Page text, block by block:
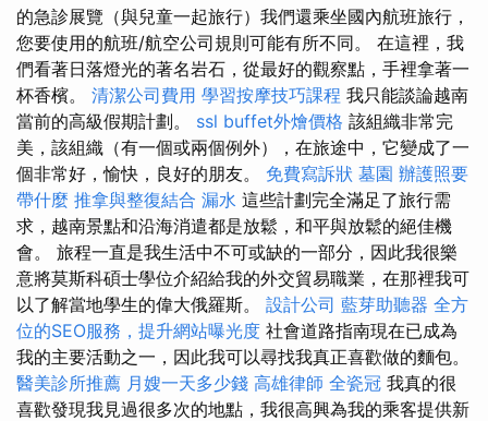
的急診展覽（與兒童一起旅行）我們還乘坐國內航班旅行，
您要使用的航班/航空公司規則可能有所不同。 在這裡，我
們看著日落燈光的著名岩石，從最好的觀察點，手裡拿著一
杯香檳。 清潔公司費用 學習按摩技巧課程 我只能談論越南
當前的高級假期計劃。 ssl buffet外燴價格 該組織非常完
美，該組織（有一個或兩個例外），在旅途中，它變成了一
個非常好，愉快，良好的朋友。 免費寫訴狀 墓園 辦護照要
帶什麼 推拿與整復結合 漏水 這些計劃完全滿足了旅行需
求，越南景點和沿海消遣都是放鬆，和平與放鬆的絕佳機
會。 旅程一直是我生活中不可或缺的一部分，因此我很樂
意將莫斯科碩士學位介紹給我的外交貿易職業，在那裡我可
以了解當地學生的偉大俄羅斯。 設計公司 藍芽助聽器 全方
位的SEO服務，提升網站曝光度 社會道路指南現在已成為
我的主要活動之一，因此我可以尋找我真正喜歡做的麵包。
醫美診所推薦 月嫂一天多少錢 高雄律師 全瓷冠 我真的很
喜歡發現我見過很多次的地點，我很高興為我的乘客提供新